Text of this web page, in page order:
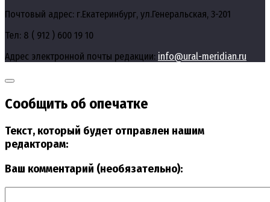
Почтовый адрес: г.Екатеринбург, ул.Генеральская, 3-201
Тел: 8 ( 912 ) 600 19 10
Адрес электронной почты редакции: info@ural-meridian.ru
Сообщить об опечатке
Текст, который будет отправлен нашим
редакторам:
Ваш комментарий (необязательно):